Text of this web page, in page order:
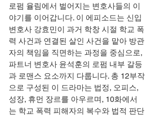
로펌 율림에서 벌어지는 변호사들의 이
야기를 이어갑니다. 이 에피소드는 신입
변호사 강효민이 과거 학창 시절 학교 폭
력 사건과 연결된 살인 사건을 맡아 방관
자의 책임을 직면하는 과정을 중심으로,
파트너 변호사 윤석훈의 로펌 내부 갈등
과 로맨스 요소까지 다룹니다. 총 12부작
으로 구성된 이 드라마는 법정, 오피스,
성장, 휴먼 장르를 아우르며, 10화에서
는 학교 폭력 피해자의 복수와 법적 판단